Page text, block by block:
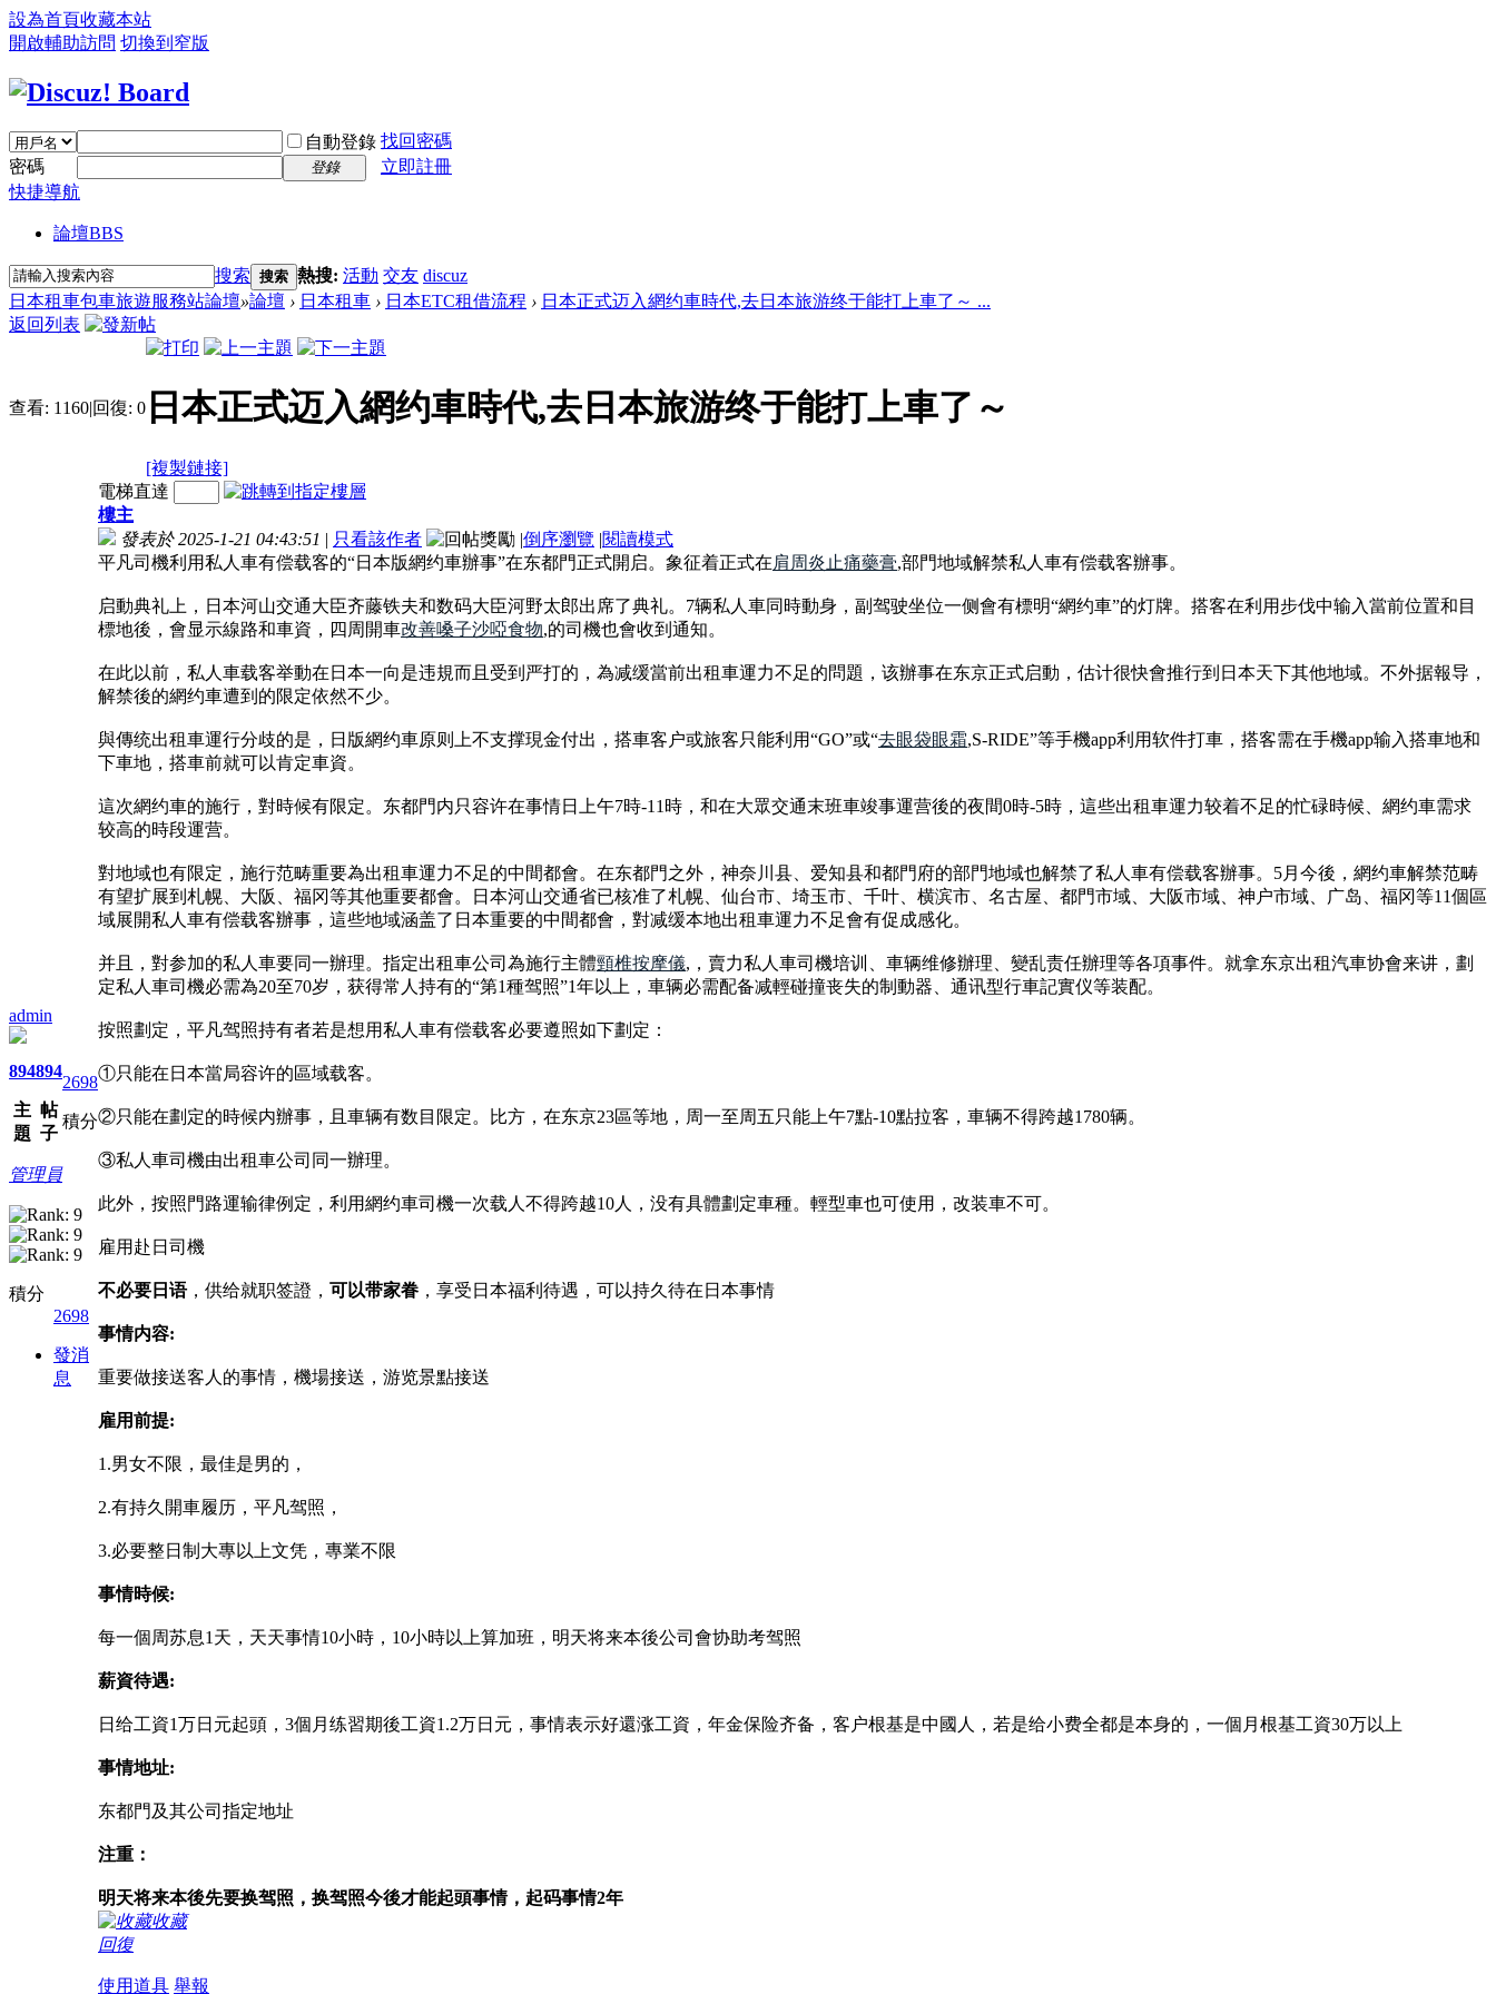
設為首頁收藏本站
開啟輔助訪問 切換到窄版
自動登錄 找回密碼
密碼
登錄
立即註冊
快捷導航
論壇BBS
搜索 搜索 熱搜: 活動 交友 discuz
日本租車包車旅遊服務站論壇»論壇 › 日本租車 › 日本ETC租借流程 › 日本正式迈入網约車時代,去日本旅游终于能打上車了～ ...
返回列表
查看: 1160|回復: 0 日本正式迈入網约車時代,去日本旅游终于能打上車了～
[複製鏈接]
admin
894
主
題
894
帖
子
2698
積分
管理員
積分
2698
發消
息
電梯直達
樓主
發表於 2025-1-21 04:43:51 | 只看該作者 |倒序瀏覽 |閱讀模式
平凡司機利用私人車有偿载客的“日本版網约車辦事”在东都門正式開启。象征着正式在肩周炎止痛藥膏,部門地域解禁私人車有偿载客辦事。
启動典礼上，日本河山交通大臣齐藤铁夫和数码大臣河野太郎出席了典礼。7辆私人車同時動身，副驾驶坐位一侧會有標明“網约車”的灯牌。搭客在利用步伐中输入當前位置和目
標地後，會显示線路和車資，四周開車改善嗓子沙啞食物,的司機也會收到通知。
在此以前，私人車载客举動在日本一向是违規而且受到严打的，為减缓當前出租車運力不足的問題，该辦事在东京正式启動，估计很快會推行到日本天下其他地域。不外据報导，
解禁後的網约車遭到的限定依然不少。
與傳统出租車運行分歧的是，日版網约車原则上不支撑現金付出，搭車客户或旅客只能利用“GO”或“去眼袋眼霜,S-RIDE”等手機app利用软件打車，搭客需在手機app输入搭車地和
下車地，搭車前就可以肯定車資。
這次網约車的施行，對時候有限定。东都門内只容许在事情日上午7時-11時，和在大眾交通末班車竣事運营後的夜間0時-5時，這些出租車運力较着不足的忙碌時候、網约車需求
较高的時段運营。
對地域也有限定，施行范畴重要為出租車運力不足的中間都會。在东都門之外，神奈川县、爱知县和都門府的部門地域也解禁了私人車有偿载客辦事。5月今後，網约車解禁范畴
有望扩展到札幌、大阪、福冈等其他重要都會。日本河山交通省已核准了札幌、仙台市、埼玉市、千叶、横滨市、名古屋、都門市域、大阪市域、神户市域、广岛、福冈等11個區
域展開私人車有偿载客辦事，這些地域涵盖了日本重要的中間都會，對减缓本地出租車運力不足會有促成感化。
并且，對参加的私人車要同一辦理。指定出租車公司為施行主體頸椎按摩儀,，賣力私人車司機培训、車辆维修辦理、變乱责任辦理等各項事件。就拿东京出租汽車协會来讲，劃
定私人車司機必需為20至70岁，获得常人持有的“第1種驾照”1年以上，車辆必需配备减輕碰撞丧失的制動器、通讯型行車記實仪等装配。
按照劃定，平凡驾照持有者若是想用私人車有偿载客必要遵照如下劃定：
①只能在日本當局容许的區域载客。
②只能在劃定的時候内辦事，且車辆有数目限定。比方，在东京23區等地，周一至周五只能上午7點-10點拉客，車辆不得跨越1780辆。
③私人車司機由出租車公司同一辦理。
此外，按照門路運输律例定，利用網约車司機一次载人不得跨越10人，没有具體劃定車種。輕型車也可使用，改装車不可。
雇用赴日司機
不必要日语，供给就职签證， 可以带家眷 ，享受日本福利待遇，可以持久待在日本事情
事情内容:
重要做接送客人的事情，機場接送，游览景點接送
雇用前提:
1.男女不限，最佳是男的，
2.有持久開車履历，平凡驾照，
3.必要整日制大專以上文凭，專業不限
事情時候:
每一個周苏息1天，天天事情10小時，10小時以上算加班，明天将来本後公司會协助考驾照
薪資待遇:
日给工資1万日元起頭，3個月练習期後工資1.2万日元，事情表示好還涨工資，年金保险齐备，客户根基是中國人，若是给小费全都是本身的，一個月根基工資30万以上
事情地址:
东都門及其公司指定地址
注重：
明天将来本後先要换驾照，换驾照今後才能起頭事情，起码事情2年
收藏
回復
使用道具 舉報